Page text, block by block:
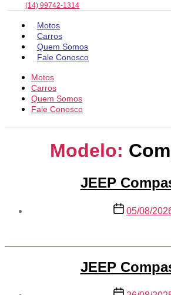
(14) 99742-1314
Motos
Carros
Quem Somos
Fale Conosco
Motos
Carros
Quem Somos
Fale Conosco
Modelo:
JEEP
Data05/08/
JEEP
Data